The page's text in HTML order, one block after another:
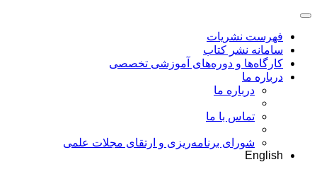
فهرست نشریات
سامانه نشر کتاب
کارگاه‌ها و دوره‌های آموزشی تخصصی
درباره ما
درباره ما
تماس با ما
شورای برنامه‌ریزی و ارتقای مجلات علمی
English